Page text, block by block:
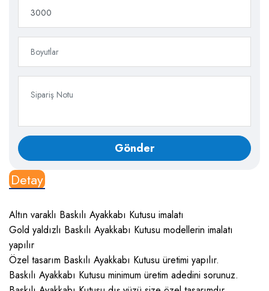
Detay
Altın varaklı Baskılı Ayakkabı Kutusu imalatı
Gold yaldızlı Baskılı Ayakkabı Kutusu modellerin imalatı
yapılır
Özel tasarım Baskılı Ayakkabı Kutusu üretimi yapılır.
Baskılı Ayakkabı Kutusu minimum üretim adedini sorunuz.